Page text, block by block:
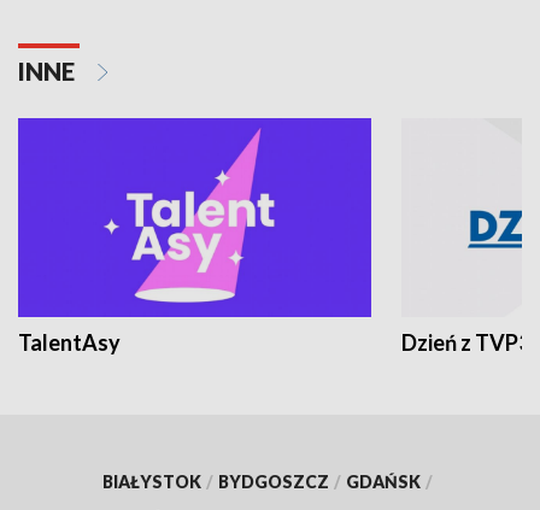
INNE
TalentAsy Dzień z TVP3
BIAŁYSTOK / BYDGOSZCZ / GDAŃSK /